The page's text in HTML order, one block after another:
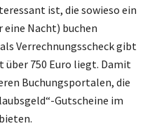
ist, die sowieso ein
Nacht) buchen
Verrechnungsscheck gibt
über 750 Euro liegt. Damit
Buchungsportalen, die
Gutscheine im